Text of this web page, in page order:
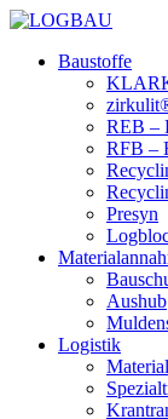
Baustoffe
REB –
RFB –
Presyn
Aushub
Logistik